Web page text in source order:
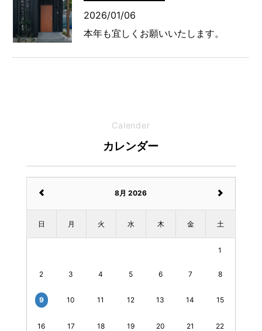
2026/01/06
本年も宜しくお願いいたします。
Calender
カレンダー
8月 2026
日 月 火 水 木 金 土
1
2 3 4 5 6 7 8
9 10 11 12 13 14 15
16 17 18 19 20 21 22